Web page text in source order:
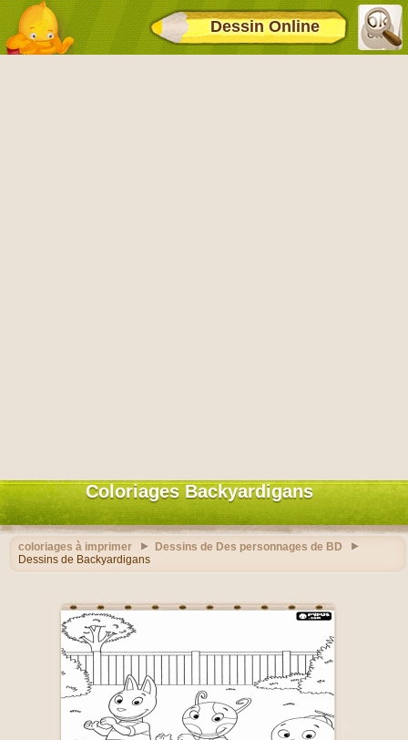
Dessin Online
Coloriages Backyardigans
coloriages à imprimer
Dessins de Des personnages de BD
Dessins de Backyardigans